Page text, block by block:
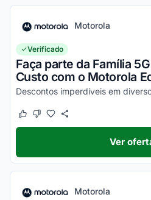
Motorola
Verificado
Faça parte da Família
Custo com o Motorola
Este cupom funcionou
Este cupom não funcionou
Ver
Motorola